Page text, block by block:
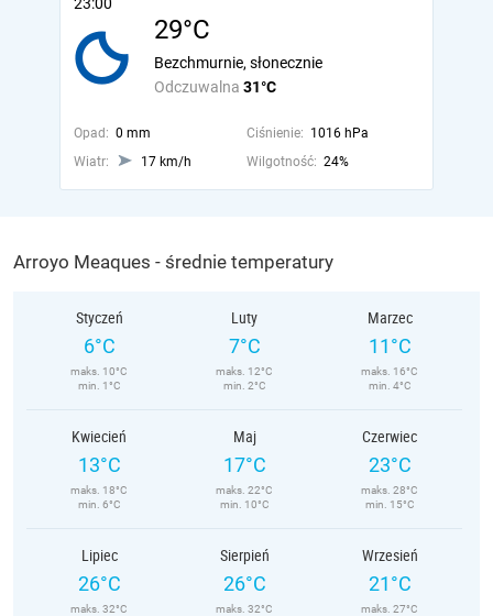
29°C
Odczuwalna 31°C
Bezchmurnie, słonecznie
Opad: 0 mm Ciśnienie: 1016 hPa
Wiatr:
17 km/h Wilgotność: 24%
Arroyo Meaques - średnie temperatury
Styczeń
6°C
maks. 10°C
min. 1°C
Luty
7°C
maks. 12°C
min. 2°C
Marzec
11°C
maks. 16°C
min. 4°C
Kwiecień
13°C
maks. 18°C
min. 6°C
Maj
17°C
maks. 22°C
min. 10°C
Czerwiec
23°C
maks. 28°C
min. 15°C
Lipiec
26°C
maks. 32°C
Sierpień
26°C
maks. 32°C
Wrzesień
21°C
maks. 27°C